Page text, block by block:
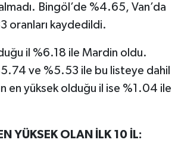
Bingöl’de %4.65, Van’da
oranları kaydedildi.
il %6.18 ile Mardin oldu.
ve %5.53 ile bu listeye dahil
en yüksek olduğu il ise %1.04 ile
YÜKSEK OLAN İLK 10 İL: